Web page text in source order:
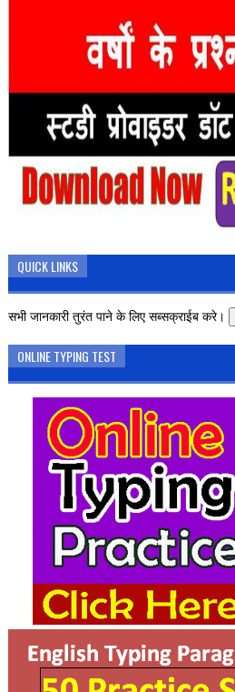
QUICK LINKS
सभी जानकारी तुरंत पाने के लिए सब्सक्राईब करे।
ONLINE TYPING TEST